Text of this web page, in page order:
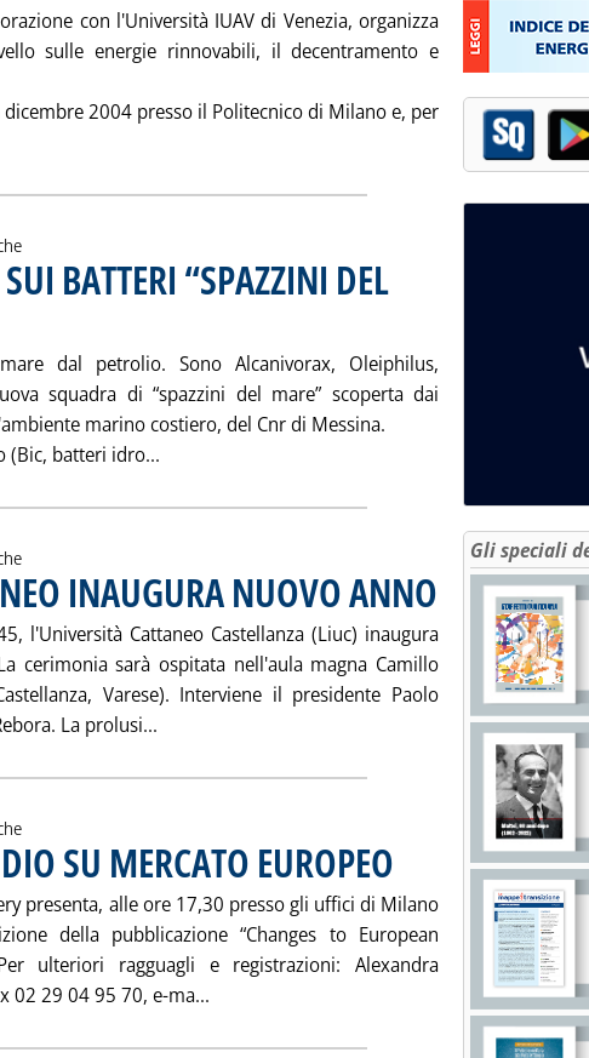
con l'Università IUAV di Venezia, organizza
sulle energie rinnovabili, il decentramento e
2004 presso il Politecnico di Milano e, per
BATTERI “SPAZZINI DEL
2003 alle 15.5.
dal petrolio. Sono Alcanivorax, Oleiphilus,
squadra di “spazzini del mare” scoperta dai
marino costiero, del Cnr di Messina.
(Bic, batteri idro... Leggi tutta la notizia: 'IAMC-CNR, STUDIO SUI
INAUGURA NUOVO ANNO . Pubblicata sabato 22
l'Università Cattaneo Castellanza (Liuc) inaugura
cerimonia sarà ospitata nell'aula magna Camillo
Varese). Interviene il presidente Paolo
La prolusi... Leggi tutta la notizia: 'UNIVERSITA' CATTANEO
SU MERCATO EUROPEO . Pubblicata sabato 22 novembre
presenta, alle ore 17,30 presso gli uffici di Milano
della pubblicazione “Changes to European
ulteriori ragguagli e registrazioni: Alexandra
02 29 04 95 70, e-ma... Leggi tutta la notizia: 'ALLEN&OVERY,
Gli speciali